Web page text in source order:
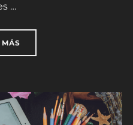
…
MÁS«EL TATUAJE Y LA